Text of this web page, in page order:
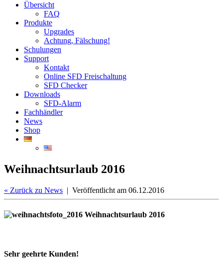
Übersicht
FAQ
Produkte
Upgrades
Achtung, Fälschung!
Schulungen
Support
Kontakt
Online SFD Freischaltung
SFD Checker
Downloads
SFD-Alarm
Fachhändler
News
Shop
Weihnachtsurlaub 2016
« Zurück zu News | Veröffentlicht am 06.12.2016
Sehr geehrte Kunden!